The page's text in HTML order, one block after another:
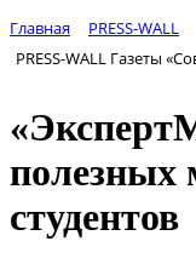
Главная
PRESS-WALL
PRESS-WALL Газеты
полезных
студентов